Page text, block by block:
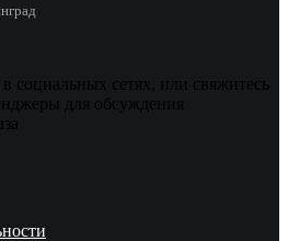
социальных сетях, или свяжитесь
для обсуждения